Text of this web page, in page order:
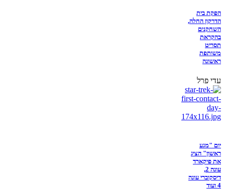
הפקת בית
הדרקון החלה,
השחקנים
בהקראת
תסריט
משותפת
ראשונה
עדי פרל
יום "מגע
ראשון" הציג
את פיקארד
עונה 2,
דיסקוברי עונה
4 ועוד